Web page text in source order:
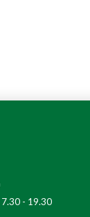
- 19.30